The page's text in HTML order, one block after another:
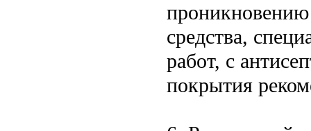
средства,
работ, с
покрытия